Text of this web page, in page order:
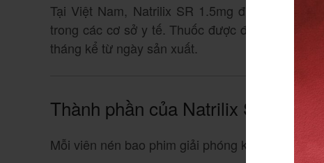
Tại Việt Nam, Natrilix SR 1.5mg được cấp
số
trong các cơ sở y tế. Thuốc được đóng gói
tháng kể từ ngày sản xuất.
Thành phần của Natrilix SR 1.5mg
Mỗi viên nén bao phim giải phóng kéo dài Natrilix